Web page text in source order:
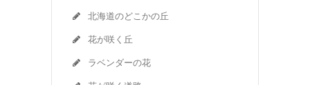
北海道のどこかの丘
花が咲く丘
ラベンダーの花